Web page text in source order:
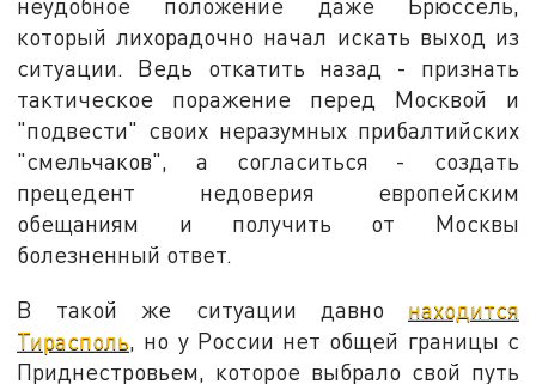
неудобное положение даже Брюссель,
который лихорадочно начал искать выход из
ситуации. Ведь откатить назад - признать
тактическое поражение перед Москвой и
"подвести" своих неразумных прибалтийских
"смельчаков", а согласиться - создать
прецедент недоверия европейским
обещаниям и получить от Москвы
болезненный ответ.
В такой же ситуации давно находится
Тирасполь, но у России нет общей границы с
Приднестровьем, которое выбрало свой путь